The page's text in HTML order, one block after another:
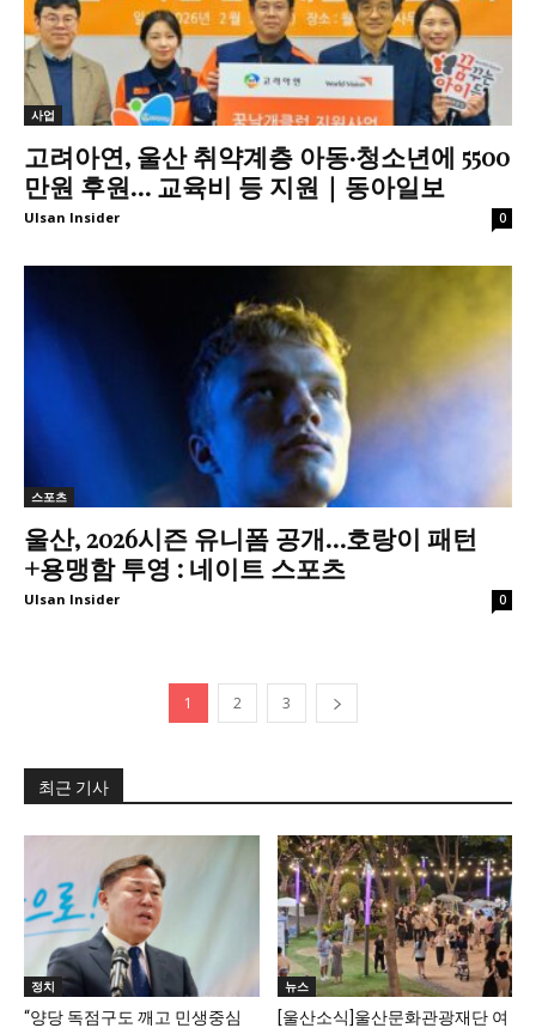
사업
고려아연, 울산 취약계층 아동·청소년에 5500
만원 후원… 교육비 등 지원｜동아일보
Ulsan Insider 0
스포츠
울산, 2026시즌 유니폼 공개…호랑이 패턴
+용맹함 투영 : 네이트 스포츠
Ulsan Insider 0
1 2 3
최근 기사
정치
“양당 독점구도 깨고 민생중심
뉴스
[울산소식]울산문화관광재단 여